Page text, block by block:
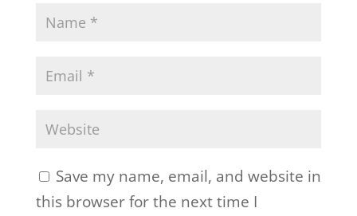
Save my name, email, and website in
this browser for the next time I